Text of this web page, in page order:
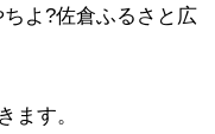
よ?佐倉ふるさと広
ます。